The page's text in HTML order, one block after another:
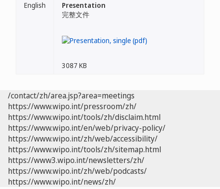
English
Presentation
完整文件
3087 KB
/contact/zh/area.jsp?area=meetings
https://www.wipo.int/pressroom/zh/
https://www.wipo.int/tools/zh/disclaim.html
https://www.wipo.int/en/web/privacy-policy/
https://www.wipo.int/zh/web/accessibility/
https://www.wipo.int/tools/zh/sitemap.html
https://www3.wipo.int/newsletters/zh/
https://www.wipo.int/zh/web/podcasts/
https://www.wipo.int/news/zh/